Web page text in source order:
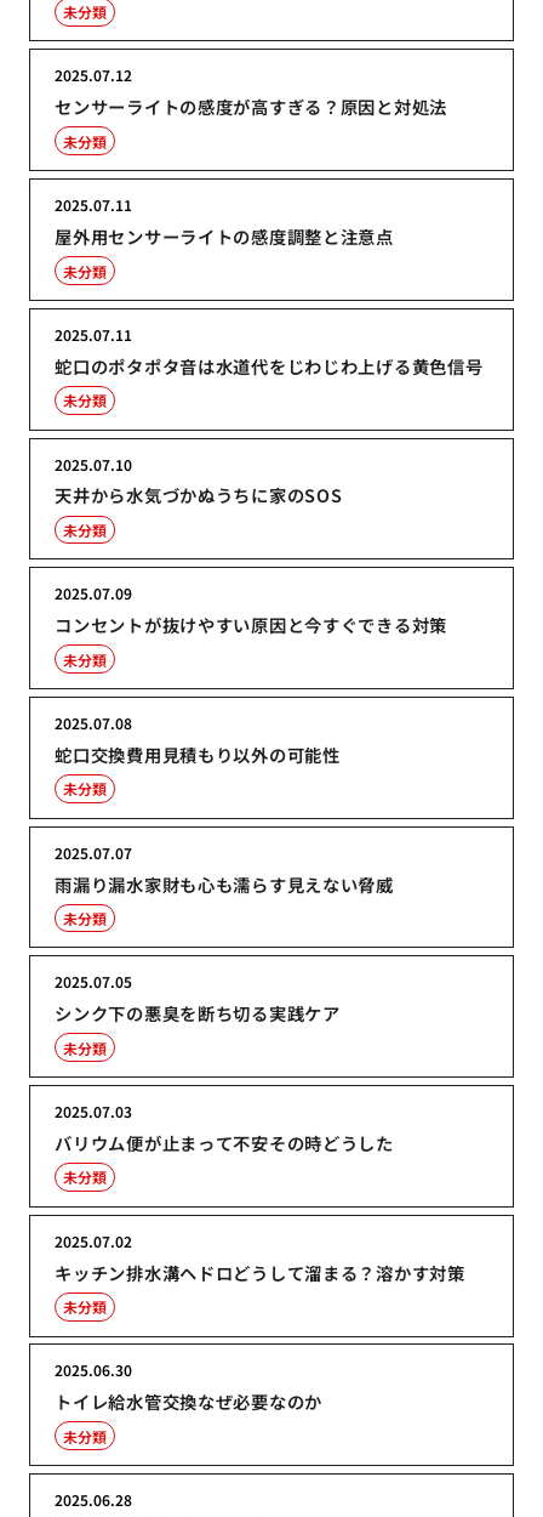
未分類
センサーライトの感度が高すぎる？原因と対処法
2025.07.12
未分類
屋外用センサーライトの感度調整と注意点
2025.07.11
未分類
蛇口のポタポタ音は水道代をじわじわ上げる黄色信号
2025.07.11
未分類
天井から水気づかぬうちに家のSOS
2025.07.10
未分類
コンセントが抜けやすい原因と今すぐできる対策
2025.07.09
未分類
蛇口交換費用見積もり以外の可能性
2025.07.08
未分類
雨漏り漏水家財も心も濡らす見えない脅威
2025.07.07
未分類
シンク下の悪臭を断ち切る実践ケア
2025.07.05
未分類
バリウム便が止まって不安その時どうした
2025.07.03
未分類
キッチン排水溝ヘドロどうして溜まる？溶かす対策
2025.07.02
未分類
トイレ給水管交換なぜ必要なのか
2025.06.30
未分類
2025.06.28